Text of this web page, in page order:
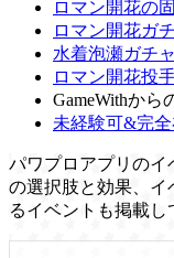
ロマン開花の
ロマン開花ガ
水着泡瀬ガチ
ロマン開花投
GameWithから
未経験可&完
パワプロアプリのイ
の選択肢と効果、イ
るイベントも掲載し